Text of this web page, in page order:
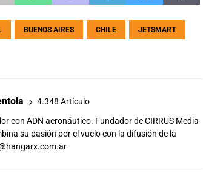
BUENOS AIRES CHILE JETSMART
4.348 Artículo
con ADN aeronáutico. Fundador de CIRRUS Media
su pasión por el vuelo con la difusión de la